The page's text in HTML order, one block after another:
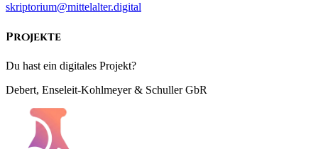
skriptorium@mittelalter.digital
Projekte
Du hast ein digitales Projekt?
Debert, Enseleit-Kohlmeyer & Schuller GbR